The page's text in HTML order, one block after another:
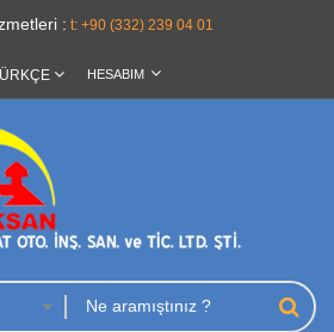
: t: +90 (332) 239 04 01
HESABIM